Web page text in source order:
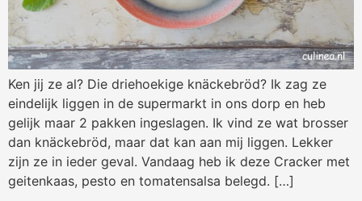
Ken jij ze al? Die driehoekige knäckebröd? Ik zag ze
eindelijk liggen in de supermarkt in ons dorp en heb
gelijk maar 2 pakken ingeslagen. Ik vind ze wat brosser
dan knäckebröd, maar dat kan aan mij liggen. Lekker
zijn ze in ieder geval. Vandaag heb ik deze Cracker met
geitenkaas, pesto en tomatensalsa belegd. […]